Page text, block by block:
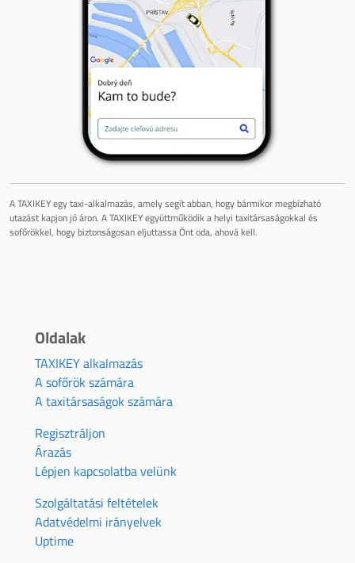
A TAXIKEY egy taxi-alkalmazás, amely segít abban, hogy bármikor megbízható
utazást kapjon jó áron. A TAXIKEY együttműködik a helyi taxitársaságokkal és
sofőrökkel, hogy biztonságosan eljuttassa Önt oda, ahová kell.
Oldalak
TAXIKEY alkalmazás
A sofőrök számára
A taxitársaságok számára
Regisztráljon
Árazás
Lépjen kapcsolatba velünk
Szolgáltatási feltételek
Adatvédelmi irányelvek
Uptime